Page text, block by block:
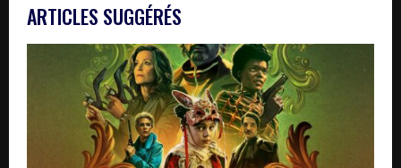
ARTICLES SUGGÉRÉS